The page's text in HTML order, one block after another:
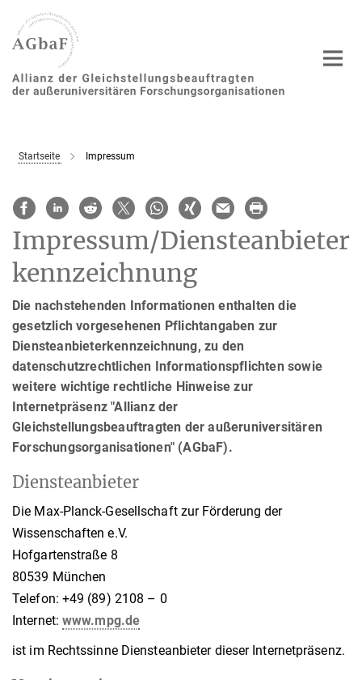
Hauptinhalt
Startseite Impressum
Impressum/Diensteanbieter
kennzeichnung
Die nachstehenden Informationen enthalten die
gesetzlich vorgesehenen Pflichtangaben zur
Diensteanbieterkennzeichnung, zu den
datenschutzrechtlichen Informationspflichten sowie
weitere wichtige rechtliche Hinweise zur
Internetpräsenz "​​​​​​​Allianz der
Gleichstellungsbeauftragten der außeruniversitären
Forschungsorganisationen" (AGbaF).
Diensteanbieter
Die Max-Planck-Gesellschaft zur Förderung der
Wissenschaften e.V.
Hofgartenstraße 8
80539 München
Telefon: +49 (89) 2108 – 0
Internet: www.mpg.de
ist im Rechtssinne Diensteanbieter dieser Internetpräsenz.